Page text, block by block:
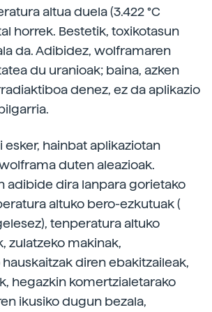
altua duela (3.422 °C
horrek. Bestetik, toxikotasun
da. Adibidez, wolframaren
du uranioak; baina, azken
denez, ez da aplikazio
esker, hainbat aplikaziotan
duten aleazioak.
adibide dira lanpara gorietako
altuko bero-ezkutuak (
tenperatura altuko
zulatzeko makinak,
diren ebakitzaileak,
hegazkin komertzialetarako
ikusiko dugun bezala,